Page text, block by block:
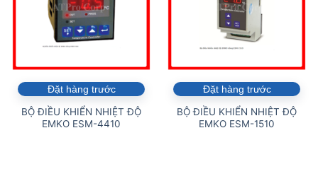
Đặt hàng trước
BỘ ĐIỀU KHIỂN NHIỆT ĐỘ
EMKO ESM-4410
Đặt hàng trước
BỘ ĐIỀU KHIỂN NHIỆT ĐỘ
EMKO ESM-1510